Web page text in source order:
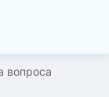
вопроса